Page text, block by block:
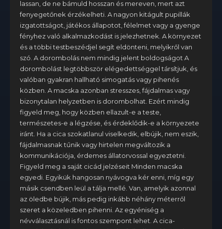
lassan, de ne bámuld hosszan és mereven, mert azt
fenyegetőnek érzékelheti. A nagyon kitágult pupillák
izgatottságot, játékos állapotot, félelmet vagy a gyenge
fényhez való alkalmazkodást is jelezhetnek. A környezet
és a többi testbeszédjel segít eldönteni, melyikről van
szó. A dorombolás nem mindig jelent boldogságot A
dorombolást legtöbbször elégedettséggel társítjuk, és
valóban gyakran hallható simogatás vagy pihenés
közben. A macska azonban stresszes, fájdalmas vagy
bizonytalan helyzetben is dorombolhat. Ezért mindig
figyeld meg, hogy közben ellazult-e a teste,
természetes-e a légzése, és érdeklődik-e a környezete
iránt. Ha a cica szokatlanul viselkedik, elbújik, nem eszik,
fájdalmasnak tűnik vagy hirtelen megváltozik a
kommunikációja, érdemes állatorvossal egyeztetni.
Figyeld meg a saját cicád jelzéseit Minden macska
egyedi. Egyikük hangosan nyávogva kér enni, míg egy
másik csendben leül a tálja mellé. Van, amelyik azonnal
az öledbe bújik, más pedig inkább néhány méterről
szeret a közeledben pihenni. Az egyéniség a
névválasztásnál is fontos szempont lehet. A cica-